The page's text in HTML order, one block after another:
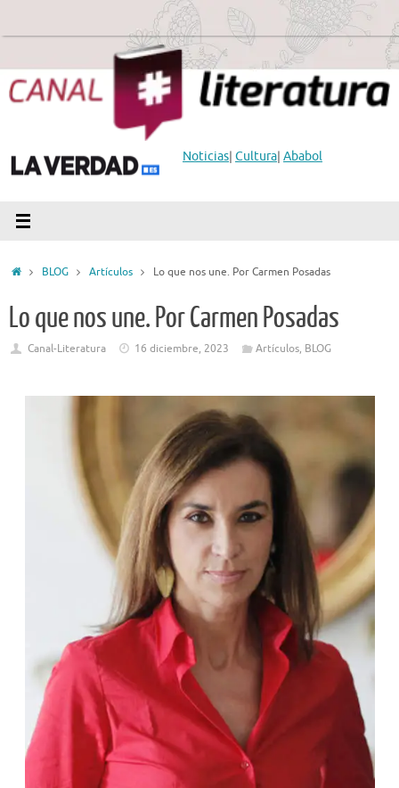
Noticias| Cultura| Ababol
InicioBLOG Artículos Lo que nos une. Por Carmen Posadas
Lo que nos une. Por Carmen Posadas
Canal-Literatura 16 diciembre, 2023 Artículos, BLOG